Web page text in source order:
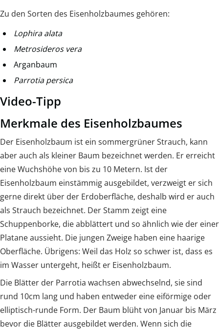
Zu den Sorten des Eisenholzbaumes gehören:
Lophira alata
Metrosideros vera
Arganbaum
Parrotia persica
Video-Tipp
Merkmale des Eisenholzbaumes
Der Eisenholzbaum ist ein sommergrüner Strauch, kann
aber auch als kleiner Baum bezeichnet werden. Er erreicht
eine Wuchshöhe von bis zu 10 Metern. Ist der
Eisenholzbaum einstämmig ausgebildet, verzweigt er sich
gerne direkt über der Erdoberfläche, deshalb wird er auch
als Strauch bezeichnet. Der Stamm zeigt eine
Schuppenborke, die abblättert und so ähnlich wie der einer
Platane aussieht. Die jungen Zweige haben eine haarige
Oberfläche. Übrigens: Weil das Holz so schwer ist, dass es
im Wasser untergeht, heißt er Eisenholzbaum.
Die Blätter der Parrotia wachsen abwechselnd, sie sind
rund 10cm lang und haben entweder eine eiförmige oder
elliptisch-runde Form. Der Baum blüht von Januar bis März
bevor die Blätter ausgebildet werden. Wenn sich die